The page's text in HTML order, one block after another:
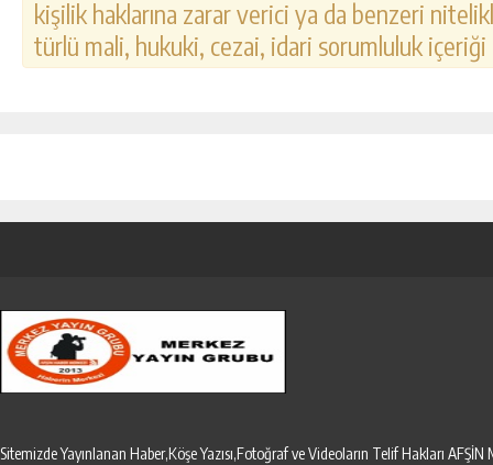
kişilik haklarına zarar verici ya da benzeri
türlü mali, hukuki, cezai, idari sorumluluk
Sitemizde Yayınlanan Haber,Köşe Yazısı,Fotoğraf ve Videoların Telif Hakları